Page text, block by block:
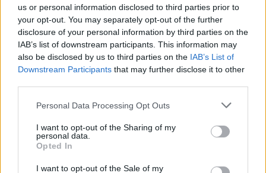
us or personal information disclosed to third parties prior to
your opt-out. You may separately opt-out of the further
disclosure of your personal information by third parties on the
IAB’s list of downstream participants. This information may
also be disclosed by us to third parties on the IAB’s List of
Downstream Participants that may further disclose it to other
Please note that this website/app uses one or more Google
not limited to your visit or usage behaviour. You may click to
grant or deny consent to Google and its third-party tags to
use your data for below specified purposes in below Google
consent section.
Personal Data Processing Opt Outs
I want to opt-out of the Sharing of my
personal data.
Opted In
I want to opt-out of the Sale of my
Μήλος: «Πάρκαρε» ελικόπτερο στο Σαρακήνικο
και πήγε για μπάνιο με την παρέα του
09.08.2026